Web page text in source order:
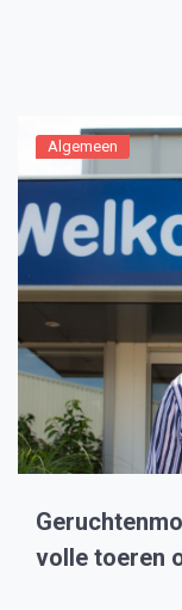
Algemeen
volle toeren